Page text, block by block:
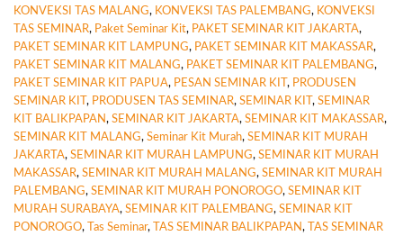
KONVEKSI TAS MALANG, KONVEKSI TAS PALEMBANG, KONVEKSI
TAS SEMINAR, Paket Seminar Kit, PAKET SEMINAR KIT JAKARTA,
PAKET SEMINAR KIT LAMPUNG, PAKET SEMINAR KIT MAKASSAR,
PAKET SEMINAR KIT MALANG, PAKET SEMINAR KIT PALEMBANG,
PAKET SEMINAR KIT PAPUA, PESAN SEMINAR KIT , PRODUSEN
SEMINAR KIT , PRODUSEN TAS SEMINAR, SEMINAR KIT , SEMINAR
KIT BALIKPAPAN, SEMINAR KIT JAKARTA, SEMINAR KIT MAKASSAR,
SEMINAR KIT MALANG, Seminar Kit Murah, SEMINAR KIT MURAH
JAKARTA, SEMINAR KIT MURAH LAMPUNG, SEMINAR KIT MURAH
MAKASSAR, SEMINAR KIT MURAH MALANG, SEMINAR KIT MURAH
PALEMBANG, SEMINAR KIT MURAH PONOROGO, SEMINAR KIT
MURAH SURABAYA, SEMINAR KIT PALEMBANG, SEMINAR KIT
PONOROGO, Tas Seminar, TAS SEMINAR BALIKPAPAN,
TAS SEMINAR